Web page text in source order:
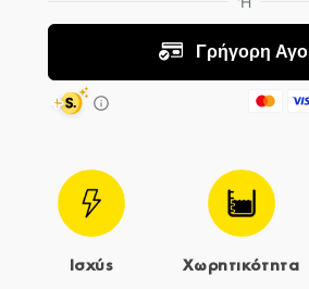
Ισχύς Χωρητικότητα